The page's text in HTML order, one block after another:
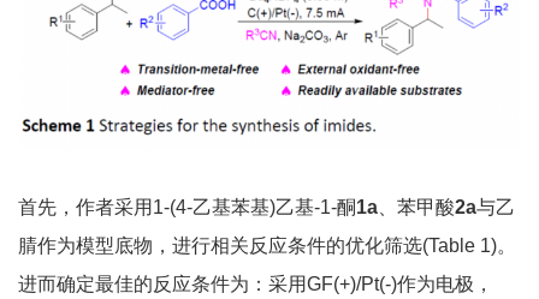
首先，作者采用1-(4-乙基苯基)乙基-1-酮1a 、苯甲酸2a与乙
腈作为模型底物，进行相关反应条件的优化筛选(Table 1)。
进而确定最佳的反应条件为：采用GF(+)/Pt(-)作为电极，